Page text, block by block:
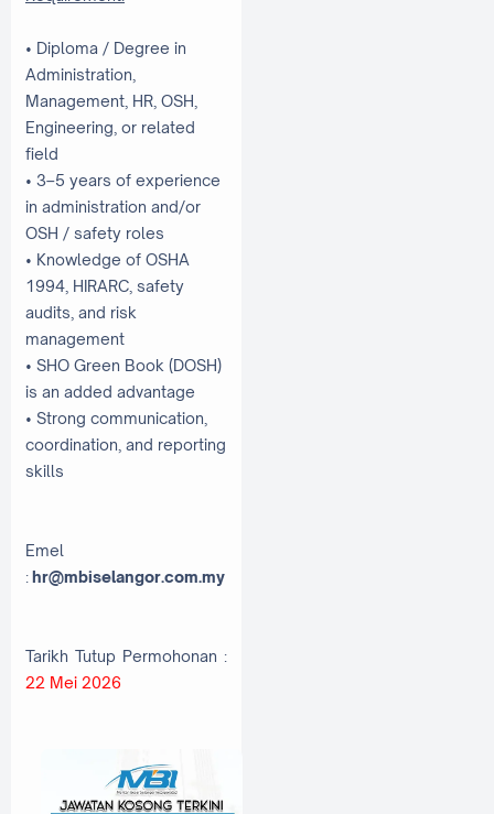
• Diploma / Degree in
Administration,
Management, HR, OSH,
Engineering, or related
field
• 3–5 years of experience
in administration and/or
OSH / safety roles
• Knowledge of OSHA
1994, HIRARC, safety
audits, and risk
management
• SHO Green Book (DOSH)
is an added advantage
• Strong communication,
coordination, and reporting
skills
Emel
:hr@mbiselangor.com.my
Tarikh Tutup Permohonan :
22 Mei 2026